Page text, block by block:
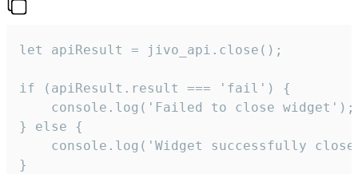
let apiResult = jivo_api.close();
if (apiResult.result === 'fail') {
    console.log('Failed to close widget');
} else {
console.log('Widget successfully
}